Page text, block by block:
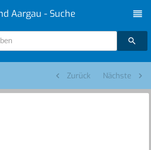
Aargau - Suche
Zurück Nächste